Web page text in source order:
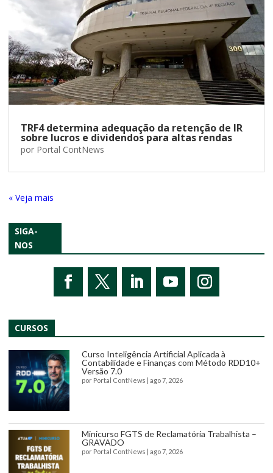
TRF4 determina adequação da retenção de IR
sobre lucros e dividendos para altas rendas
por Portal ContNews
« Entradas Antigas
SIGA-
NOS
CURSOS
Curso Inteligência Artificial Aplicada à
Contabilidade e Finanças com Método RDD10+
Versão 7.0
por Portal ContNews ago 7, 2026
Minicurso FGTS de Reclamatória Trabalhista –
GRAVADO
por Portal ContNews ago 7, 2026